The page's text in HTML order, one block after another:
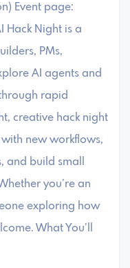
Event page:
Hack Night is a
PMs,
AI agents and
rapid
creative hack night
new workflows,
build small
you’re an
exploring how
What You’ll